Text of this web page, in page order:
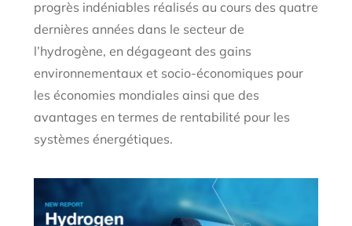
progrès indéniables réalisés au cours des quatre
dernières années dans le secteur de
l’hydrogène, en dégageant des gains
environnementaux et socio-économiques pour
les économies mondiales ainsi que des
avantages en termes de rentabilité pour les
systèmes énergétiques.